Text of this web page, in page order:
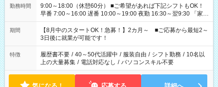
勤務時間
9:00～18:00（休憩60分） ■ご希望があれば下記シフトもOK！
早番 7:00～16:00 遅番 10:00～19:00 夜勤 16:30～翌9:30 「家族
と休みを合わせたい」 「余裕を持って夕飯の準備がしたい」
「できれば残業はしたくない」 など、ご希望を教えてください
ね。 ※Wワーク希望の方へ 今ご覧のお仕事で希望する勤務時間
と、もう1つのお仕事の勤務時間。 合計で週40時間を超える場
合は応募できません。
期間
【8月中のスタートOK！急募！】2カ月～ ■ご応募から最短2～
3日後に就業が可能です！
特徴 履歴書不要 / 40～50代活躍中 / 服装自由 / シフト勤務 / 10名以
上の大量募集 / 電話対応なし / パソコンスキル不要